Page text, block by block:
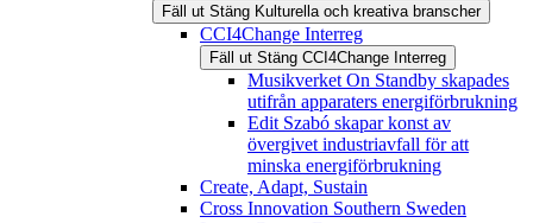
Fäll ut Stäng Kulturella och kreativa branscher
CCI4Change Interreg
Fäll ut Stäng CCI4Change Interreg
Musikverket On Standby skapades
utifrån apparaters energiförbrukning
Edit Szabó skapar konst av
övergivet industriavfall för att
minska energiförbrukning
Create, Adapt, Sustain
Cross Innovation Southern Sweden